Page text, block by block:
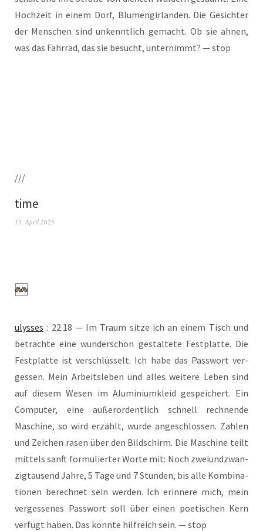
Hoch­zeit in einem Dorf, Blu­men­gir­lan­den. Die Gesich­ter
der Men­schen sind unkennt­lich gemacht. Ob sie ahnen,
was das Fahr­rad, das sie besucht, unter­nimmt? — stop
///
time
15. April 2025
ulys­ses : 22.18 — Im Traum sit­ze ich an einem Tisch und
betrach­te eine wun­der­schön gestal­te­te Fest­plat­te. Die
Fest­plat­te ist ver­schlüs­selt. Ich habe das Pass­wort ver­
ges­sen. Mein Arbeits­le­ben und alles wei­te­re Leben sind
auf die­sem Wesen im Alu­mi­ni­um­kleid gespei­chert. Ein
Com­pu­ter, eine außer­or­dent­lich schnell rech­nen­de
Maschi­ne, so wird erzählt, wur­de ange­schlos­sen. Zah­len
und Zei­chen rasen über den Bild­schirm. Die Maschi­ne teilt
mit­tels sanft for­mu­lier­ter Wor­te mit: Noch zwei­und­zwan­
zig­tau­send Jah­re, 5 Tage und 7 Stun­den, bis alle Kom­bi­na­
tio­nen berech­net sein wer­den. Ich erin­ne­re mich, mein
ver­ges­se­nes Pass­wort soll über einen poe­ti­schen Kern
ver­fügt haben. Das könn­te hilf­reich sein. — stop